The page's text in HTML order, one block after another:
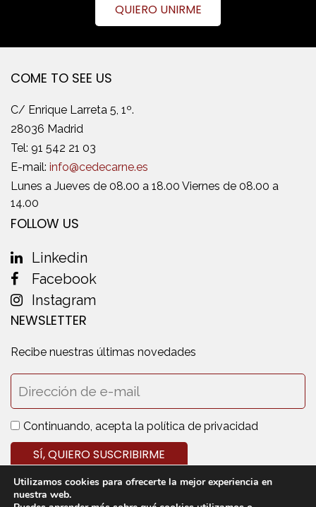
QUIERO UNIRME
COME TO SEE US
C/ Enrique Larreta 5, 1º.
28036 Madrid
Tel: 91 542 21 03
E-mail: info@cedecarne.es
Lunes a Jueves de 08.00 a 18.00 Viernes de 08.00 a
14.00
FOLLOW US
Linkedin
Facebook
Instagram
NEWSLETTER
Recibe nuestras últimas novedades
Continuando, acepta la política de privacidad
Utilizamos cookies para ofrecerte la mejor experiencia en
nuestra web.